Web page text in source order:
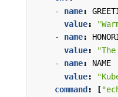
- name:
value:
- name:
value:
- name:
NAME
value:
command : [